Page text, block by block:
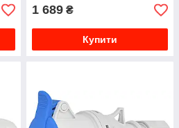
1 689 ₴
Купити